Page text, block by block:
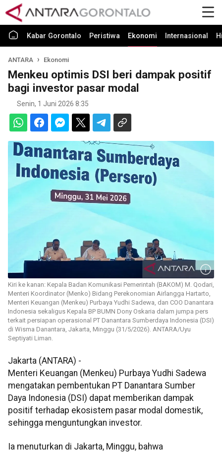
Kabar Gorontalo Peristiwa Ekonomi Internasional
ANTARA Ekonomi
Menkeu optimis DSI beri dampak positif
bagi investor pasar modal
Senin, 1 Juni 2026 8:35
Kiri ke kanan: Kepala Badan Komunikasi Pemerintah (BAKOM) M. Qodari,
Menteri Koordinator (Menko) Bidang Perekonomian Airlangga Hartarto,
Menteri Keuangan (Menkeu) Purbaya Yudhi Sadewa, dan COO Danantara
Indonesia sekaligus Kepala BP BUMN Dony Oskaria dalam jumpa pers
terkait persiapan operasional PT Danantara Sumberdaya Indonesia (DSI)
di Wisma Danantara, Jakarta, Minggu (31/5/2026). ANTARA/Uyu
Septiyati Liman.
Jakarta (ANTARA) -
Menteri Keuangan (Menkeu) Purbaya Yudhi Sadewa
mengatakan pembentukan PT Danantara Sumber
Daya Indonesia (DSI) dapat memberikan dampak
positif terhadap ekosistem pasar modal domestik,
sehingga menguntungkan investor.
Ia menuturkan di Jakarta, Minggu, bahwa